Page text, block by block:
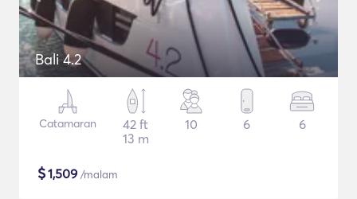
Bali 4.2
Catamaran
42 ft
13 m
10 6 6
$1,509 /malam